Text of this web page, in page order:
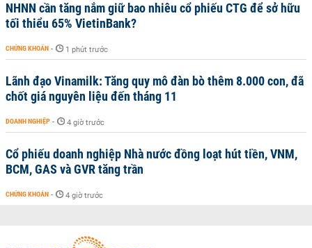
NHNN cần tăng nắm giữ bao nhiêu cổ phiếu CTG để sở hữu
tối thiểu 65% VietinBank?
CHỨNG KHOÁN - 1 phút trước
Lãnh đạo Vinamilk: Tăng quy mô đàn bò thêm 8.000 con, đã
chốt giá nguyên liệu đến tháng 11
DOANH NGHIỆP - 4 giờ trước
Cổ phiếu doanh nghiệp Nhà nước đồng loạt hút tiền, VNM,
BCM, GAS và GVR tăng trần
CHỨNG KHOÁN - 4 giờ trước